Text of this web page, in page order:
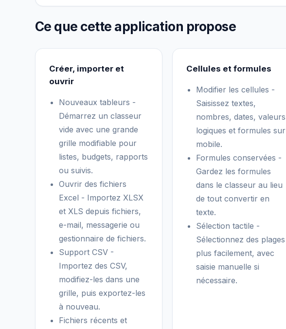
Ce que cette application propose
Créer, importer et
ouvrir
Nouveaux tableurs -
Démarrez un classeur
vide avec une grande
grille modifiable pour
listes, budgets, rapports
ou suivis.
Ouvrir des fichiers
Excel - Importez XLSX
et XLS depuis fichiers,
e-mail, messagerie ou
gestionnaire de fichiers.
Support CSV -
Importez des CSV,
modifiez-les dans une
grille, puis exportez-les
à nouveau.
Fichiers récents et
Cellules et formules
Modifier les cellules -
Saisissez textes,
nombres, dates, valeurs
logiques et formules sur
mobile.
Formules conservées -
Gardez les formules
dans le classeur au lieu
de tout convertir en
texte.
Sélection tactile -
Sélectionnez des plages
plus facilement, avec
saisie manuelle si
nécessaire.